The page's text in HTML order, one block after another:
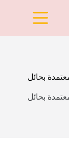
بحائل
بحائل